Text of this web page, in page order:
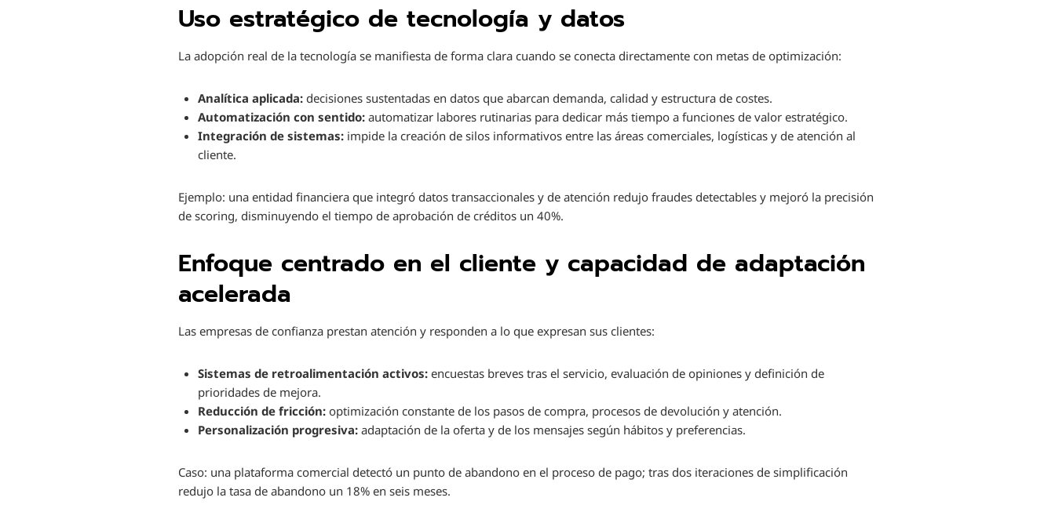
Uso estratégico de tecnología y datos
La adopción real de la tecnología se manifiesta de forma clara cuando se conecta directamente con metas de optimización:
Analítica aplicada: decisiones sustentadas en datos que abarcan demanda, calidad y estructura de costes.
Automatización con sentido: automatizar labores rutinarias para dedicar más tiempo a funciones de valor estratégico.
Integración de sistemas: impide la creación de silos informativos entre las áreas comerciales, logísticas y de atención al
cliente.
Ejemplo: una entidad financiera que integró datos transaccionales y de atención redujo fraudes detectables y mejoró la precisión
de scoring, disminuyendo el tiempo de aprobación de créditos un 40%.
Enfoque centrado en el cliente y capacidad de adaptación
acelerada
Las empresas de confianza prestan atención y responden a lo que expresan sus clientes:
Sistemas de retroalimentación activos: encuestas breves tras el servicio, evaluación de opiniones y definición de
prioridades de mejora.
Reducción de fricción: optimización constante de los pasos de compra, procesos de devolución y atención.
Personalización progresiva: adaptación de la oferta y de los mensajes según hábitos y preferencias.
Caso: una plataforma comercial detectó un punto de abandono en el proceso de pago; tras dos iteraciones de simplificación
redujo la tasa de abandono un 18% en seis meses.